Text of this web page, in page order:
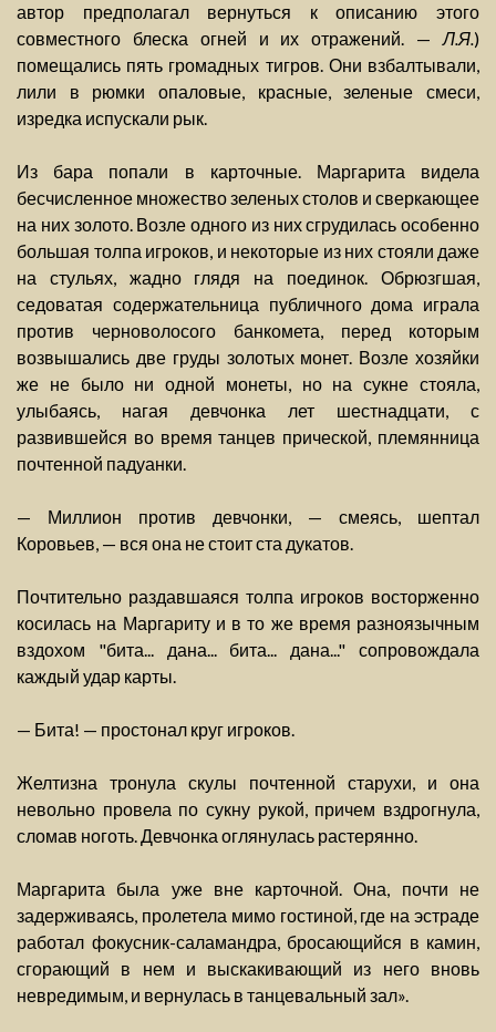
автор предполагал вернуться к описанию этого
совместного блеска огней и их отражений. —Л.Я.)
помещались пять громадных тигров. Они взбалтывали,
лили в рюмки опаловые, красные, зеленые смеси,
изредка испускали рык.
Из бара попали в карточные. Маргарита видела
бесчисленное множество зеленых столов и сверкающее
на них золото. Возле одного из них сгрудилась особенно
большая толпа игроков, и некоторые из них стояли даже
на стульях, жадно глядя на поединок. Обрюзгшая,
седоватая содержательница публичного дома играла
против черноволосого банкомета, перед которым
возвышались две груды золотых монет. Возле хозяйки
же не было ни одной монеты, но на сукне стояла,
улыбаясь, нагая девчонка лет шестнадцати, с
развившейся во время танцев прической, племянница
почтенной падуанки.
— Миллион против девчонки, — смеясь, шептал
Коровьев, — вся она не стоит ста дукатов.
Почтительно раздавшаяся толпа игроков восторженно
косилась на Маргариту и в то же время разноязычным
вздохом "бита... дана... бита... дана..." сопровождала
каждый удар карты.
— Бита! — простонал круг игроков.
Желтизна тронула скулы почтенной старухи, и она
невольно провела по сукну рукой, причем вздрогнула,
сломав ноготь. Девчонка оглянулась растерянно.
Маргарита была уже вне карточной. Она, почти не
задерживаясь, пролетела мимо гостиной, где на эстраде
работал фокусник-саламандра, бросающийся в камин,
сгорающий в нем и выскакивающий из него вновь
невредимым, и вернулась в танцевальный зал».